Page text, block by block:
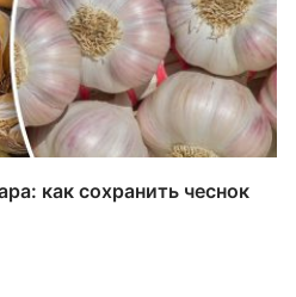
как сохранить чеснок